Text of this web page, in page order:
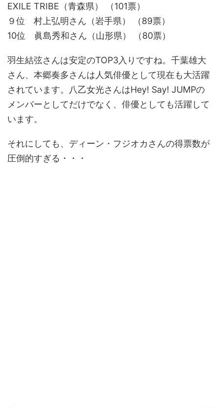
EXILE TRIBE（青森県） （101票）
９位 村上弘明さん（岩手県） （89票）
10位 眞島秀和さん（山形県） （80票）
羽生結弦さんは安定のTOP3入りですね。千葉雄大
さん、本郷奏多さんは人気俳優として現在も大活躍
されています。八乙女光さんはHey! Say! JUMPの
メンバーとしてだけでなく、俳優としても活躍して
います。
それにしても、ディーン・フジオカさんの得票数が
圧倒的すぎる・・・